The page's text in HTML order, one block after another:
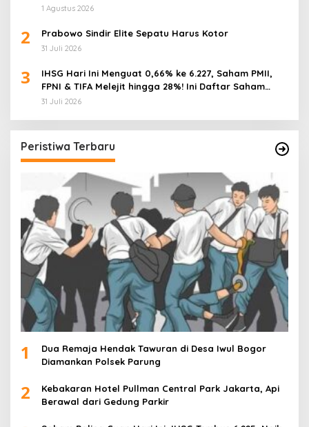
1 Agustus 2026
2 Prabowo Sindir Elite Sepatu Harus Kotor
31 Juli 2026
3
IHSG Hari Ini Menguat 0,66% ke 6.227, Saham PMII,
FPNI & TIFA Melejit hingga 28%! Ini Daftar Saham
Paling Cuan & Volume Tertinggi 31 Juli 2026
31 Juli 2026
Peristiwa Terbaru
1
Dua Remaja Hendak Tawuran di Desa Iwul Bogor
Diamankan Polsek Parung
2
Kebakaran Hotel Pullman Central Park Jakarta, Api
Berawal dari Gedung Parkir